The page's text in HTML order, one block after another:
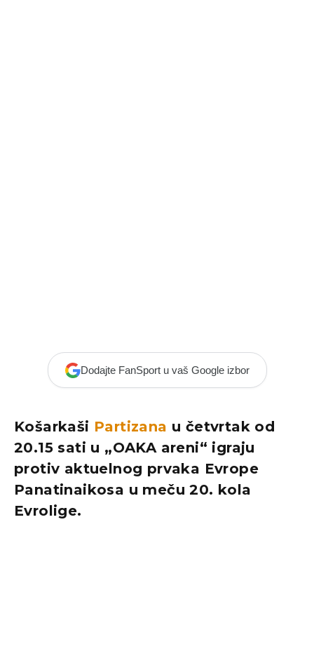
Dodajte FanSport u vaš Google izbor
Košarkaši Partizana u četvrtak od
20.15 sati u „OAKA areni“ igraju
protiv aktuelnog prvaka Evrope
Panatinaikosa u meču 20. kola
Evrolige.